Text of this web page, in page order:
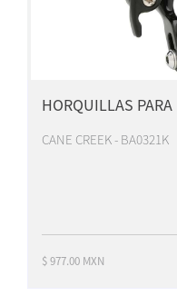
HORQUILLAS PARA
CANE CREEK - BA0321K
$ 977.00 MXN